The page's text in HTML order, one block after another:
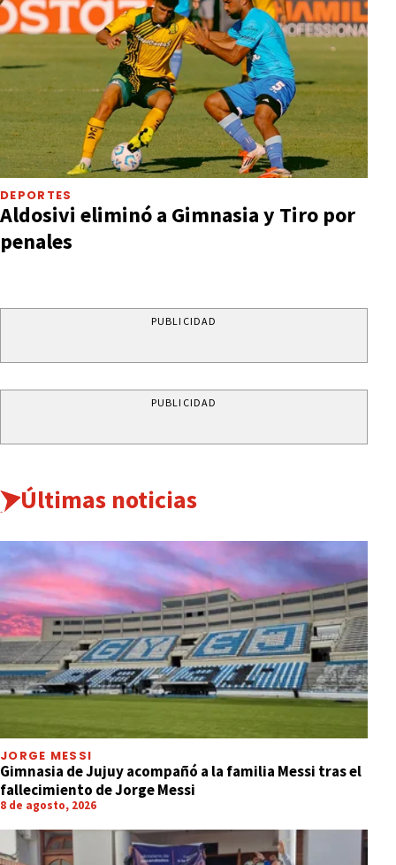
DEPORTES
Aldosivi eliminó a Gimnasia y Tiro por
penales
PUBLICIDAD
PUBLICIDAD
Últimas noticias
JORGE MESSI
Gimnasia de Jujuy acompañó a la familia Messi tras el
fallecimiento de Jorge Messi
8 de agosto, 2026